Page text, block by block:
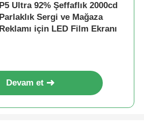
P5 Ultra 92% Şeffaflık 2000cd
Parlaklık Sergi ve Mağaza
Reklamı için LED Film Ekranı
Devam et